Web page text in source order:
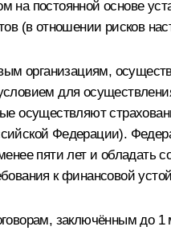
на постоянной основе
(в отношении рисков
организациям,
для
осуществляют
Федерации).
пяти лет и
к финансовой
заключённым до